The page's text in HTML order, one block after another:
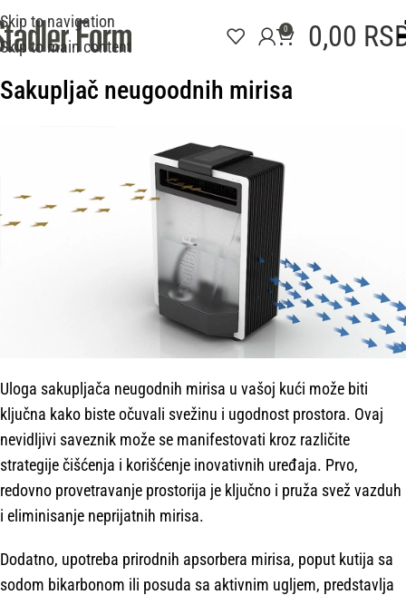
Skip to navigation
Skip to main content
0 0,00
Sakupljač neugoodnih mirisa
Uloga sakupljača neugodnih mirisa u vašoj kući može biti
ključna kako biste očuvali svežinu i ugodnost prostora. Ovaj
nevidljivi saveznik može se manifestovati kroz različite
strategije čišćenja i korišćenje inovativnih uređaja. Prvo,
redovno provetravanje prostorija je ključno i pruža svež vazduh
i eliminisanje neprijatnih mirisa.
Dodatno, upotreba prirodnih apsorbera mirisa, poput kutija sa
sodom bikarbonom ili posuda sa aktivnim ugljem, predstavlja